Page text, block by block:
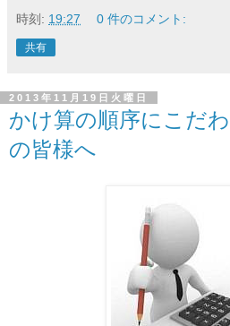
時刻: 19:27 0 件のコメント:
共有
2013年11月19日火曜日
かけ算の順序にこだ
の皆様へ